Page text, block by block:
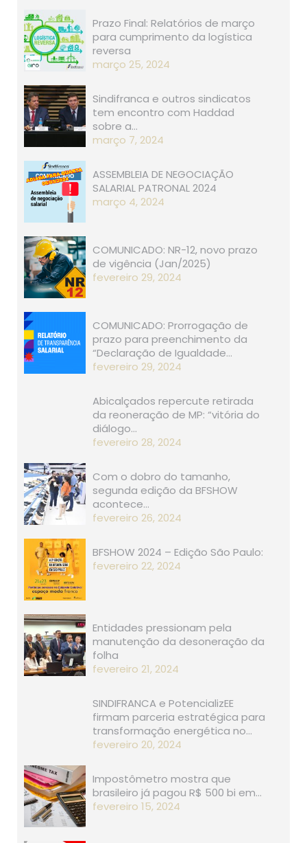
Prazo Final: Relatórios de março
para cumprimento da logística
reversa
março 25, 2024
Sindifranca e outros sindicatos
tem encontro com Haddad
sobre a…
março 7, 2024
ASSEMBLEIA DE NEGOCIAÇÃO
SALARIAL PATRONAL 2024
março 4, 2024
COMUNICADO: NR-12, novo prazo
de vigência (Jan/2025)
fevereiro 29, 2024
COMUNICADO: Prorrogação de
prazo para preenchimento da
“Declaração de Igualdade…
fevereiro 29, 2024
Abicalçados repercute retirada
da reoneração de MP: “vitória do
diálogo…
fevereiro 28, 2024
Com o dobro do tamanho,
segunda edição da BFSHOW
acontece…
fevereiro 26, 2024
BFSHOW 2024 – Edição São Paulo:
fevereiro 22, 2024
Entidades pressionam pela
manutenção da desoneração da
folha
fevereiro 21, 2024
SINDIFRANCA e PotencializEE
firmam parceria estratégica para
transformação energética no…
fevereiro 20, 2024
Impostômetro mostra que
brasileiro já pagou R$ 500 bi em…
fevereiro 15, 2024